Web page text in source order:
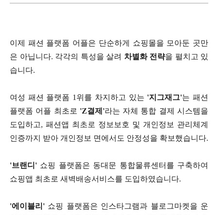
이제 패션 플랫폼 어플은 단순하게 쇼핑몰을 모아둔 곳만
은 아닙니다. 각각의 특성을 살려 차별화 전략을 펼치고 있
습니다.
여성 패션 플랫폼 1위를 차지하고 있는 '지그재그'는 패션
플랫폼 어플 최초로 'Z결제'라는 자체 통합 결제 시스템을
도입하고, 패션앱 최초로 정보보호 및 개인정보 관리체계
인증까지 받아 개인정보 면에서도 안정성을 확보했습니다.
'브랜디' 쇼핑 플랫폼은 동대문 통합물류센터를 구축하여
쇼핑앱 최초로 새벽배송서비스를 도입하였습니다.
'에이블리' 쇼핑 플랫폼은 인스타그램과 블로그마켓을 운